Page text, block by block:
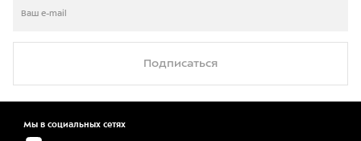
Подписаться
Мы в социальных сетях